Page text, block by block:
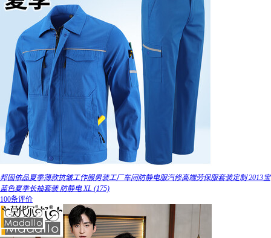
邦固依品夏季薄款抗皱工作服男装工厂车间防静电服汽修高端劳保服套装定制 2013宝
蓝色夏季长袖套装 防静电 XL (175)
100条评价